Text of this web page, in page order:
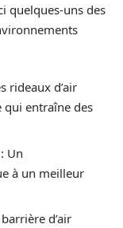
quelques-uns des
rideaux d’air
qui entraîne des
: Un
à un meilleur
d’air